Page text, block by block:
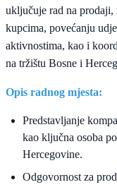
uključuje rad na prodaji,
kupcima, povećanju
aktivnostima, kao i
na tržištu Bosne i
Opis radnog mjesta:
Predstavljanje
kao ključna osoba
Hercegovine.
Odgovornost za